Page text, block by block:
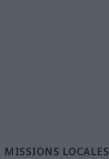
MISSIONS LOCALES